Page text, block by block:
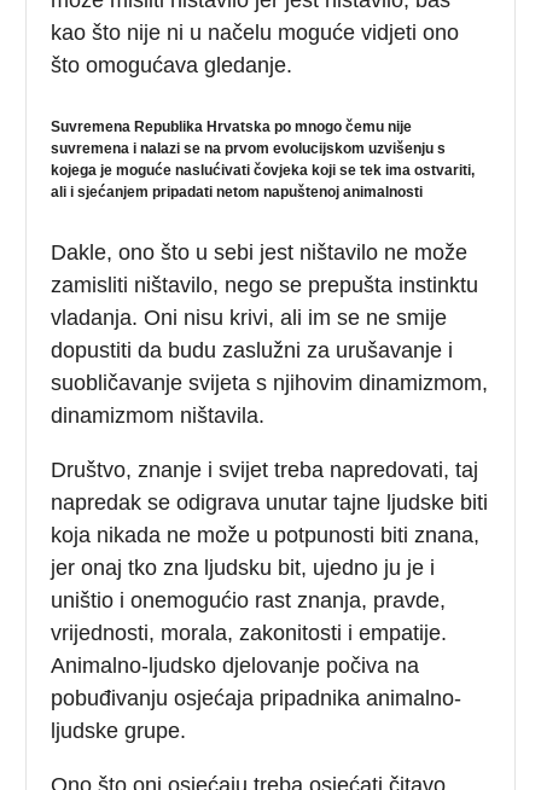
kao što nije ni u načelu moguće vidjeti ono
što omogućava gledanje.
Suvremena Republika Hrvatska po mnogo čemu nije
suvremena i nalazi se na prvom evolucijskom uzvišenju s
kojega je moguće naslućivati čovjeka koji se tek ima ostvariti,
ali i sjećanjem pripadati netom napuštenoj animalnosti
Dakle, ono što u sebi jest ništavilo ne može
zamisliti ništavilo, nego se prepušta instinktu
vladanja. Oni nisu krivi, ali im se ne smije
dopustiti da budu zaslužni za urušavanje i
suobličavanje svijeta s njihovim dinamizmom,
dinamizmom ništavila.
Društvo, znanje i svijet treba napredovati, taj
napredak se odigrava unutar tajne ljudske biti
koja nikada ne može u potpunosti biti znana,
jer onaj tko zna ljudsku bit, ujedno ju je i
uništio i onemogućio rast znanja, pravde,
vrijednosti, morala, zakonitosti i empatije.
Animalno-ljudsko djelovanje počiva na
pobuđivanju osjećaja pripadnika animalno-
ljudske grupe.
Ono što oni osjećaju treba osjećati čitavo